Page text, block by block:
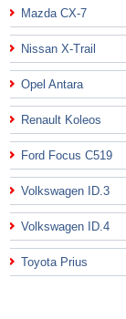
Mazda CX-7
Nissan X-Trail
Opel Antara
Renault Koleos
Ford Focus C519
Volkswagen ID.3
Volkswagen ID.4
Toyota Prius